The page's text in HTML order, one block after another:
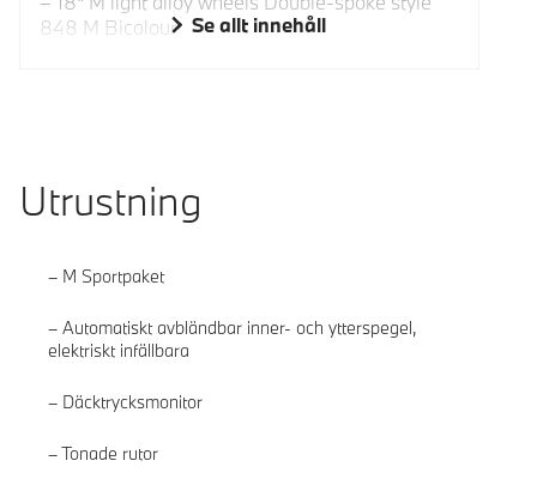
848 M Bicolour Se allt innehåll
Utrustning
M Sportpaket
Automatiskt avbländbar inner- och ytterspegel,
elektriskt infällbara
Däcktrycksmonitor
Tonade rutor